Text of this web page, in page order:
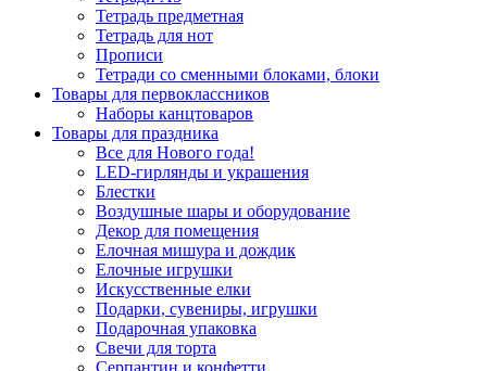
Тетрадь предметная
Тетрадь для нот
Прописи
Тетради со сменными блоками, блоки
Товары для первоклассников
Наборы канцтоваров
Товары для праздника
Все для Нового года!
LED-гирлянды и украшения
Блестки
Воздушные шары и оборудование
Декор для помещения
Елочная мишура и дождик
Елочные игрушки
Искусственные елки
Подарки, сувениры, игрушки
Подарочная упаковка
Свечи для торта
Серпантин и конфетти